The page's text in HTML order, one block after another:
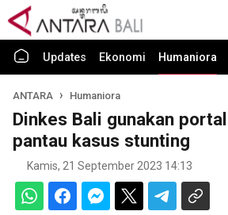
Updates Ekonomi Humaniora
ANTARA Humaniora
Dinkes Bali gunakan
pantau kasus stunting
Kamis, 21 September 2023 14:13